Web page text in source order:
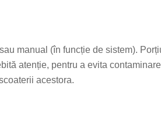
manual (în funcție de sistem).
atenție, pentru a evita
acestora.